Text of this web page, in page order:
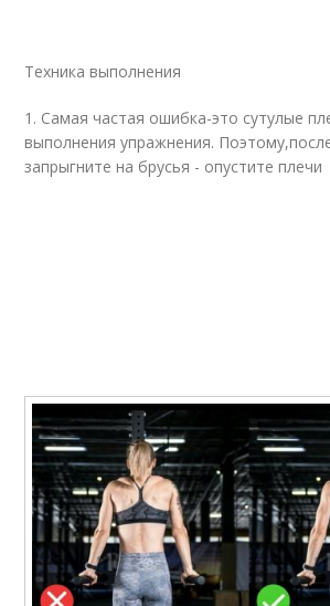
Техника выполнения
1. Самая частая ошибка-это сутулые
выполнения упражнения.
запрыгните на брусья - опустите плечи